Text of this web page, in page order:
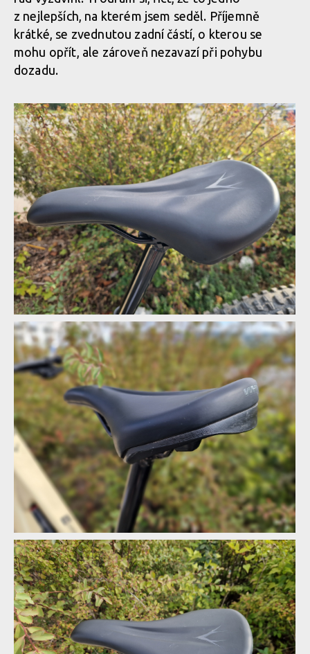
Whyte Kado v akci
Whyte Kado v akci
z nejlepších, na kterém jsem seděl. Příjemně
krátké, se zvednutou zadní částí, o kterou se
mohu opřít, ale zároveň nezavazí při pohybu
dozadu.
Whyte Kado RS, anglán se smyslem pro zábavu
Whyte Kado RS, anglán se smyslem pro zábavu
Whyte Kado RS, anglán se smyslem pro zábavu
Whyte Kado RS, anglán se smyslem pro zábavu
Whyte Kado RS, anglán se smyslem pro zábavu
Whyte Kado RS, anglán se smyslem pro zábavu
Whyte Kado RS, anglán se smyslem pro zábavu
Whyte Kado RS, anglán se smyslem pro zábavu
Whyte Kado RS, anglán se smyslem pro zábavu
Whyte Kado RS, anglán se smyslem pro zábavu